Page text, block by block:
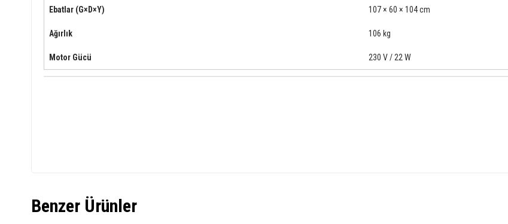
Ebatlar (G×D×Y) 107 × 60 × 104 cm
Ağırlık 106 kg
Motor Gücü 230 V / 22 W
Benzer Ürünler